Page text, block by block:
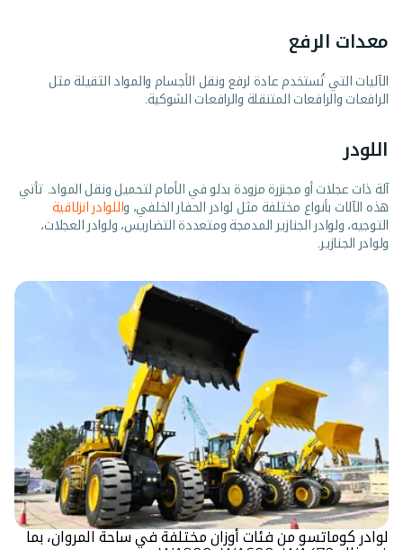
معدات الرفع
الآليات التي تُستخدم عادة لرفع ونقل الأجسام والمواد الثقيلة مثل
الرافعات والرافعات المتنقلة والرافعات الشوكية.
اللودر
آلة ذات عجلات أو مجنزرة مزودة بدلو في الأمام لتحميل ونقل المواد. تأتي
هذه الآلات بأنواع مختلفة مثل لوادر الحفار الخلفي، واللوادر انزلاقية
التوجيه، ولوادر الجنازير المدمجة ومتعددة التضاريس، ولوادر العجلات،
ولوادر الجنازير.
لوادر كوماتسو من فئات أوزان مختلفة في ساحة المروان، بما